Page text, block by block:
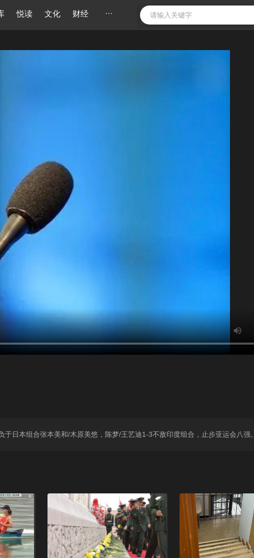
悦读 文化 财经 ···
日本组合张本美和/木原美悠，陈梦/王艺迪1-3不敌印度组合，止步亚运会八强。